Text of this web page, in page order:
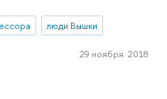
люди Вышки
29 ноября 2018